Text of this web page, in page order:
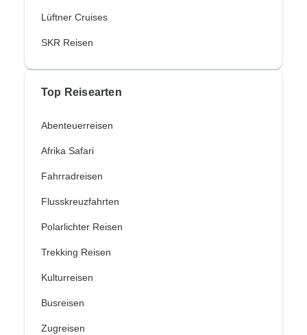
Lüftner Cruises
SKR Reisen
Top Reisearten
Abenteuerreisen
Afrika Safari
Fahrradreisen
Flusskreuzfahrten
Polarlichter Reisen
Trekking Reisen
Kulturreisen
Busreisen
Zugreisen